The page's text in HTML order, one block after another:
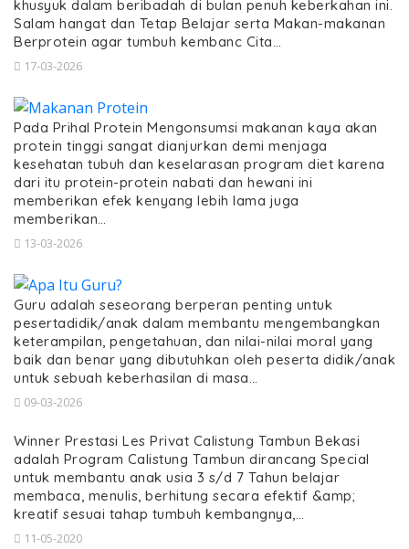
khusyuk dalam beribadah di bulan penuh keberkahan ini.
Salam hangat dan Tetap Belajar serta Makan-makanan
Berprotein agar tumbuh kembanc Cita…
17-03-2026
Pada Prihal Protein Mengonsumsi makanan kaya akan
protein tinggi sangat dianjurkan demi menjaga
kesehatan tubuh dan keselarasan program diet karena
dari itu protein-protein nabati dan hewani ini
memberikan efek kenyang lebih lama juga
memberikan…
13-03-2026
Guru adalah seseorang berperan penting untuk
pesertadidik/anak dalam membantu mengembangkan
keterampilan, pengetahuan, dan nilai-nilai moral yang
baik dan benar yang dibutuhkan oleh peserta didik/anak
untuk sebuah keberhasilan di masa…
09-03-2026
Winner Prestasi Les Privat Calistung Tambun Bekasi
adalah Program Calistung Tambun dirancang Special
untuk membantu anak usia 3 s/d 7 Tahun belajar
membaca, menulis, berhitung secara efektif &amp;
kreatif sesuai tahap tumbuh kembangnya,…
11-05-2020